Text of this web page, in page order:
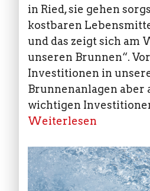
in Ried, sie gehen
kostbaren
und das zeigt sich am
unseren Brunnen“.
Investitionen in
Brunnenanlagen aber
wichtigen
Weiterlesen